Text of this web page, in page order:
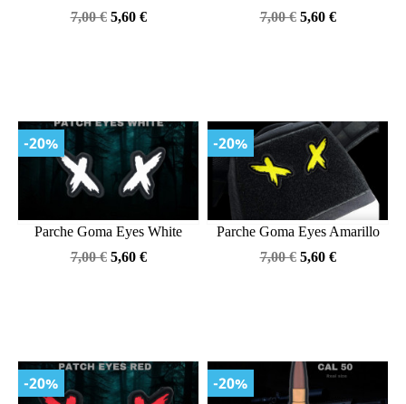
Precio
7,00 € Precio
5,60 €
Precio
7,00 € Precio
5,60 €
Parche Goma Eyes White
Precio
7,00 € Precio
5,60 €
-20%
Parche Goma Eyes Amarillo
Precio
7,00 € Precio
5,60 €
-20%
-20% -20%